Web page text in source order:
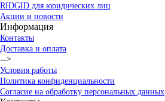
RIDGID для юридических лиц
Акции и новости
Информация
Контакты
Доставка и оплата
-->
Условия работы
Политика конфиденциальности
Согласие на обработку персональных данных